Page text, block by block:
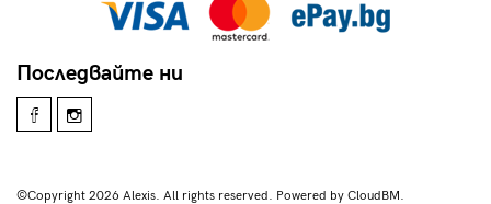
Последвайте ни
©Copyright 2026 Alexis. All rights reserved. Powered by CloudBM.